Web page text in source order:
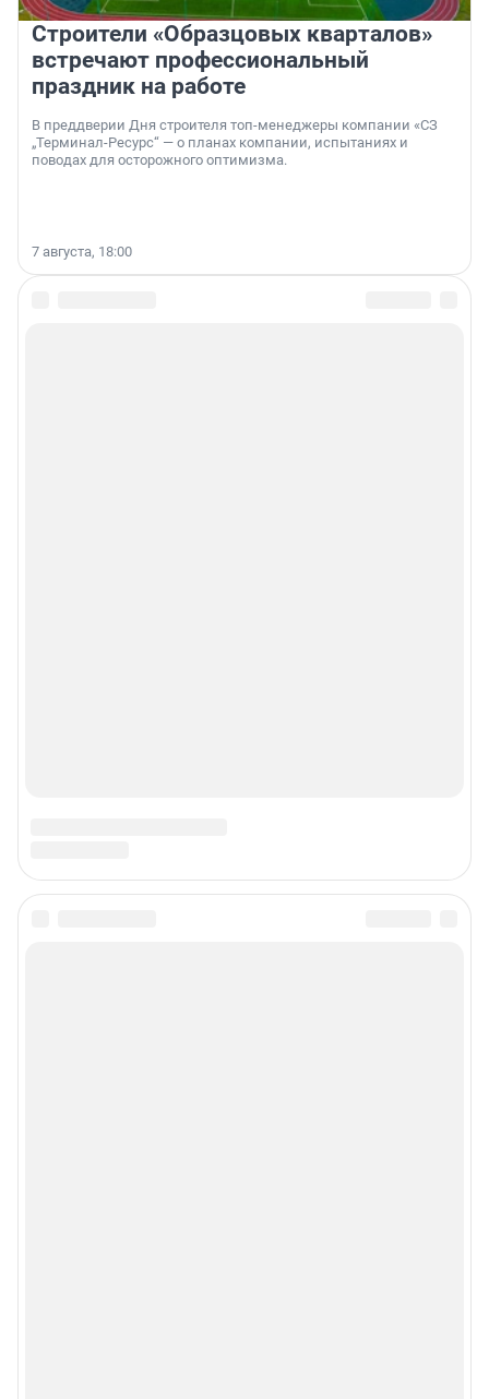
Строители «Образцовых кварталов»
встречают профессиональный
праздник на работе
В преддверии Дня строителя топ-менеджеры компании «СЗ
„Терминал-Ресурс“ — о планах компании, испытаниях и
поводах для осторожного оптимизма.
7 августа, 18:00